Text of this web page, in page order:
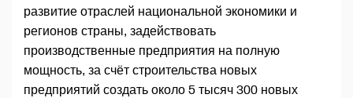
развитие отраслей национальной экономики и
регионов страны, задействовать
производственные предприятия на полную
мощность, за счёт строительства новых
предприятий создать около 5 тысяч 300 новых